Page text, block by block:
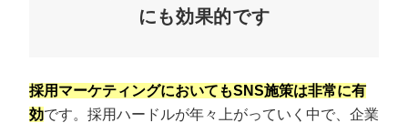
にも効果的です
採用マーケティングにおいてもSNS施策は非常に有
効です。採用ハードルが年々上がっていく中で、企業